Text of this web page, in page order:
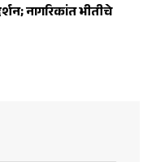
नागरिकांत भीतीचे